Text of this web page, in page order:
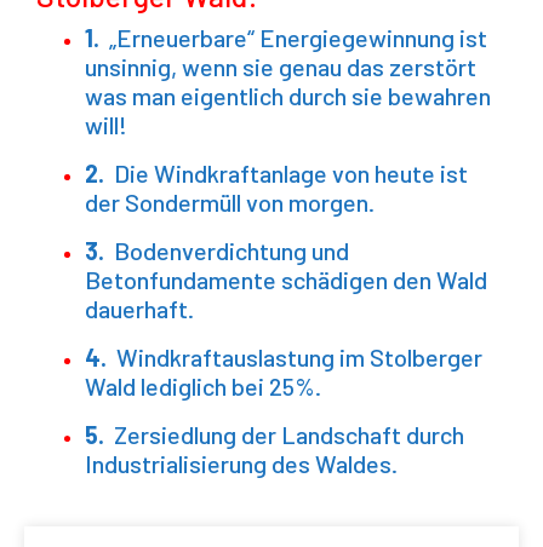
1. „Erneuerbare“ Energiegewinnung ist
unsinnig, wenn sie genau das zerstört
was man eigentlich durch sie bewahren
will!
2. Die Windkraftanlage von heute ist
der Sondermüll von morgen.
3. Bodenverdichtung und
Betonfundamente schädigen den Wald
dauerhaft.
4. Windkraftauslastung im Stolberger
Wald lediglich bei 25%.
5. Zersiedlung der Landschaft durch
Industrialisierung des Waldes.